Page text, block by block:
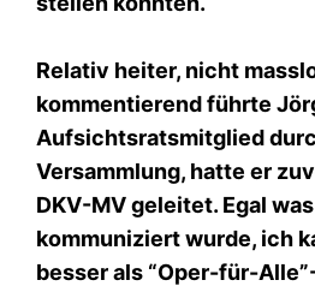
Relativ heiter, nicht
kommentierend führte
Aufsichtsratsmitglied
Versammlung, hatte er
DKV-MV geleitet. Egal
kommuniziert wurde, ich
besser als “Oper-für-